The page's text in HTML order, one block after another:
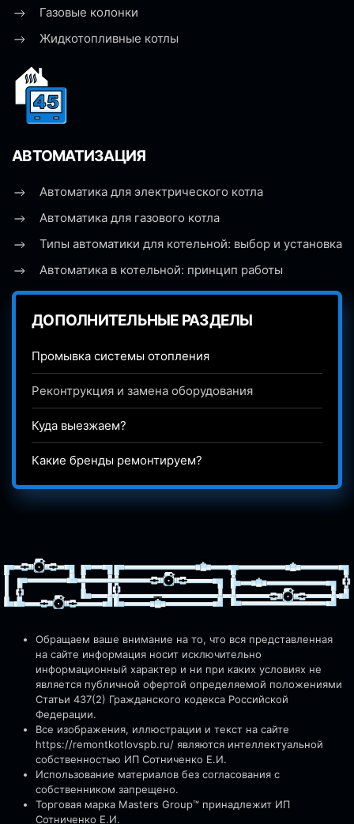
Газовые колонки
Жидкотопливные котлы
АВТОМАТИЗАЦИЯ
Автоматика для электрического котла
Автоматика для газового котла
Типы автоматики для котельной: выбор и установка
Автоматика в котельной: принцип работы
ДОПОЛНИТЕЛЬНЫЕ РАЗДЕЛЫ
Промывка системы отопления
Реконтрукция и замена оборудования
Куда выезжаем?
Какие бренды ремонтируем?
Обращаем ваше внимание на то, что вся представленная
на сайте информация носит исключительно
информационный характер и ни при каких условиях не
является публичной офертой определяемой положениями
Статьи 437(2) Гражданского кодекса Российской
Федерации.
Все изображения, иллюстрации и текст на сайте
https://remontkotlovspb.ru/ являются интеллектуальной
собственностью ИП Сотниченко Е.И.
Использование материалов без согласования с
собственником запрещено.
Торговая марка Masters Group™ принадлежит ИП
Сотниченко Е.И.